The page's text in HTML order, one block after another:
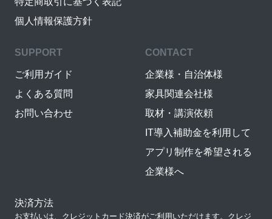
個人情報保護方針
SUPPORT
ご利用ガイド
よくある質問
お問い合わせ
CONTACT
企業様・自治体様
家具関連会社様
取材・講演依頼
IT導入補助金を利用して
アプリ制作を希望される
企業様へ
決済方法
お支払いは、クレジットカード決済がご利用いただけます。クレジ